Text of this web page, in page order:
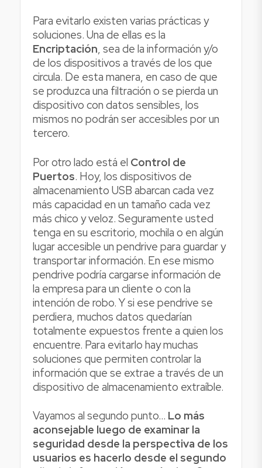
Para evitarlo existen varias prácticas y
soluciones. Una de ellas es la
Encriptación, sea de la información y/o
de los dispositivos a través de los que
circula. De esta manera, en caso de que
se produzca una filtración o se pierda un
dispositivo con datos sensibles, los
mismos no podrán ser accesibles por un
tercero.
Por otro lado está el Control de
Puertos. Hoy, los dispositivos de
almacenamiento USB abarcan cada vez
más capacidad en un tamaño cada vez
más chico y veloz. Seguramente usted
tenga en su escritorio, mochila o en algún
lugar accesible un pendrive para guardar y
transportar información. En ese mismo
pendrive podría cargarse información de
la empresa para un cliente o con la
intención de robo. Y si ese pendrive se
perdiera, muchos datos quedarían
totalmente expuestos frente a quien los
encuentre. Para evitarlo hay muchas
soluciones que permiten controlar la
información que se extrae a través de un
dispositivo de almacenamiento extraíble.
Vayamos al segundo punto… Lo más
aconsejable luego de examinar la
seguridad desde la perspectiva de los
usuarios es hacerlo desde el segundo